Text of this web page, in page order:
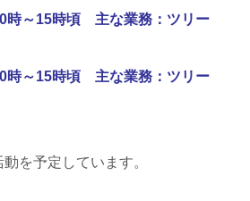
時～15時頃 主な業務：ツリー
時～15時頃 主な業務：ツリー
を予定しています。